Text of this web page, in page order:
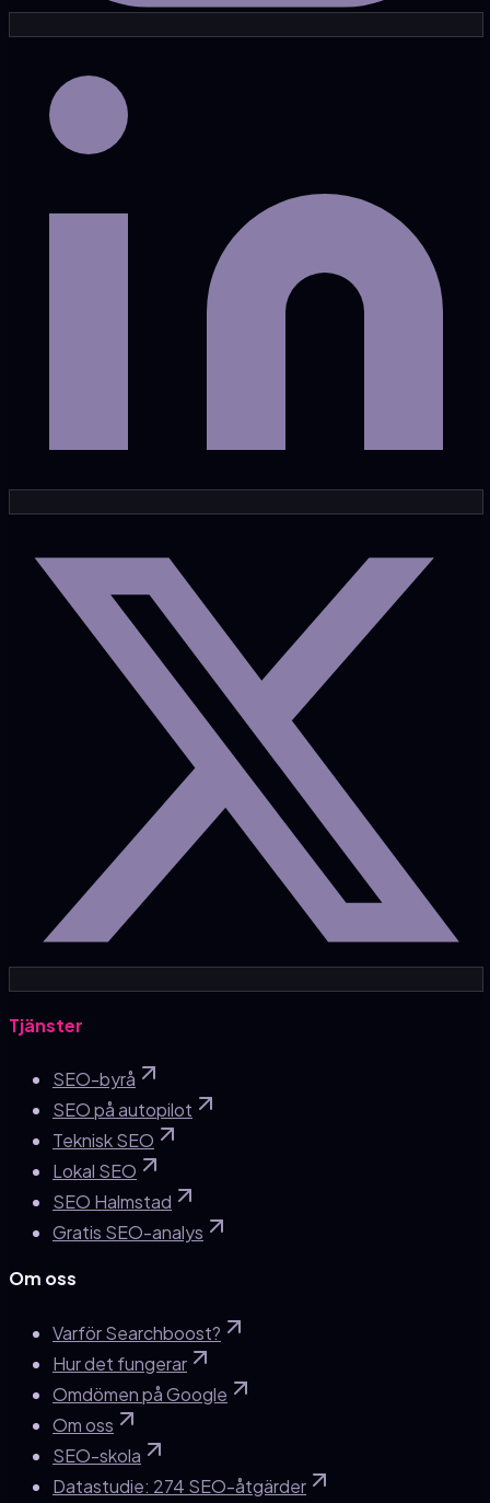
Tjänster
SEO-byrå
SEO på autopilot
Teknisk SEO
Lokal SEO
SEO Halmstad
Gratis SEO-analys
Om oss
Varför Searchboost?
Hur det fungerar
Omdömen på Google
Om oss
SEO-skola
Datastudie: 274 SEO-åtgärder